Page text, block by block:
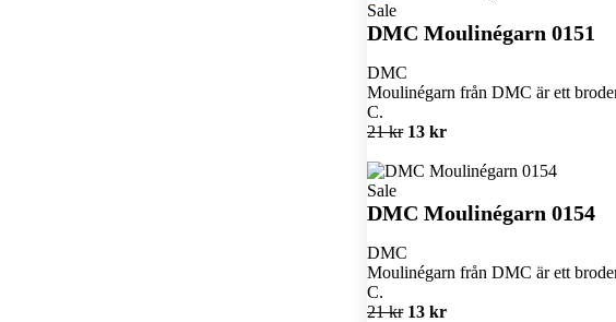
Sale
DMC Moulinégarn 0151
DMC
Moulinégarn från DMC är ett
C.
21 kr 13 kr
Sale
DMC Moulinégarn 0154
DMC
Moulinégarn från DMC är ett
C.
21 kr 13 kr